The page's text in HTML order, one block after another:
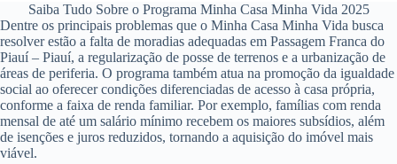
Saiba Tudo Sobre o Programa Minha Casa Minha Vida 2025
Dentre os principais problemas que o Minha Casa Minha Vida busca
resolver estão a falta de moradias adequadas em Passagem Franca do
Piauí – Piauí, a regularização de posse de terrenos e a urbanização de
áreas de periferia. O programa também atua na promoção da igualdade
social ao oferecer condições diferenciadas de acesso à casa própria,
conforme a faixa de renda familiar. Por exemplo, famílias com renda
mensal de até um salário mínimo recebem os maiores subsídios, além
de isenções e juros reduzidos, tornando a aquisição do imóvel mais
viável.